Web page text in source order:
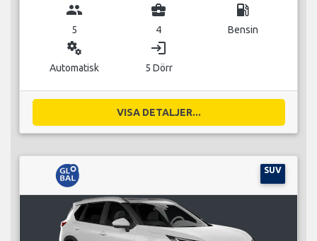
group
5
business_center
4
local_gas_station
Bensin
miscellaneous_services
Automatisk
login
5 Dörr
VISA DETALJER...
SUV